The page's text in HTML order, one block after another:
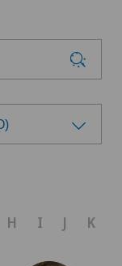
H I J K